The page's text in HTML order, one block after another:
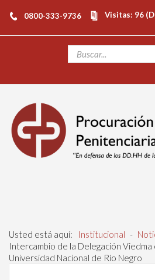
0800-333-9736 Visitas: 96
Usted está aquí: Institucional -
Intercambio de la Delegación Viedma
Universidad Nacional de Río Negro